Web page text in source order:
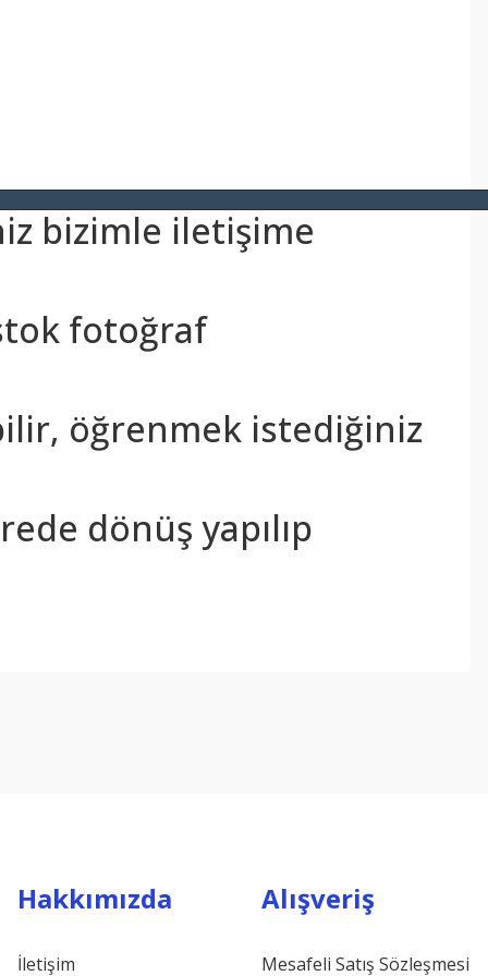
bizimle iletişime
fotoğraf
öğrenmek istediğiniz
dönüş yapılıp
Hakkımızda
İletişim
Alışveriş
Mesafeli Satış Sözleşmesi